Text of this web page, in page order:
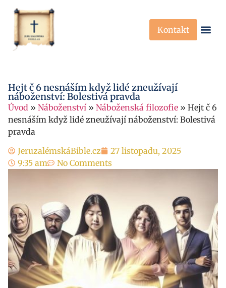
Kontakt
Hejt č 6 nesnáším když lidé zneužívají
náboženství: Bolestivá pravda
Úvod » Náboženství » Náboženská filozofie » Hejt č 6
nesnáším když lidé zneužívají náboženství: Bolestivá
pravda
JeruzalémskáBible.cz
27 listopadu, 2025
9:35 am
No Comments